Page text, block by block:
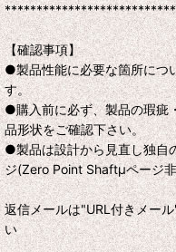
【確認事項】
●製品性能に必要な箇所につ
す。
●購入前に必ず、製品の瑕
品形状をご確認下さい。
●製品は設計から見直し独自
ジ(Zero Point Shaftμページ
返信メールは"URL付きメー
い